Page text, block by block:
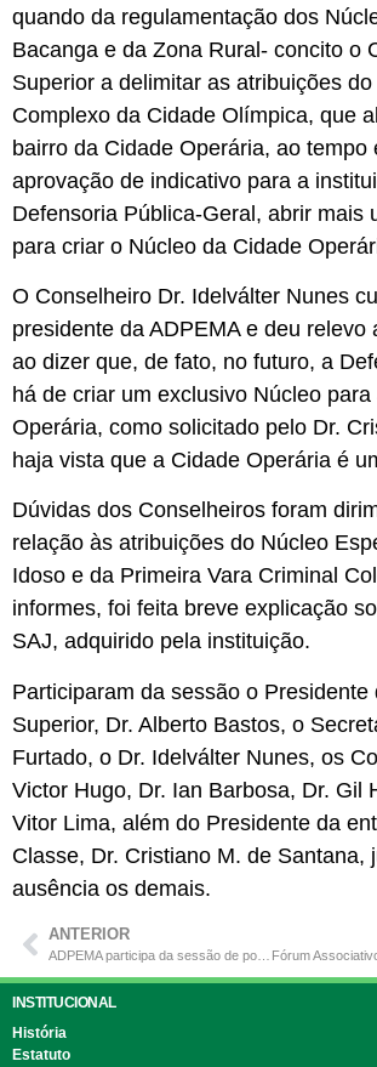
quando da regulamentação dos
Bacanga e da Zona Rural- concito o
Superior a delimitar as atribuições
Complexo da Cidade Olímpica, que
bairro da Cidade Operária, ao tempo
aprovação de indicativo para a
Defensoria Pública-Geral, abrir mais
para criar o Núcleo da Cidade
O Conselheiro Dr. Idelválter Nunes
presidente da ADPEMA e deu relevo
ao dizer que, de fato, no futuro, a
há de criar um exclusivo Núcleo
Operária, como solicitado pelo Dr.
haja vista que a Cidade Operária é
Dúvidas dos Conselheiros foram
relação às atribuições do Núcleo
Idoso e da Primeira Vara Criminal
informes, foi feita breve explicação
SAJ, adquirido pela instituição.
Participaram da sessão o Presidente
Superior, Dr. Alberto Bastos, o
Furtado, o Dr. Idelválter Nunes, os
Victor Hugo, Dr. Ian Barbosa, Dr. Gil
Vitor Lima, além do Presidente da
Classe, Dr. Cristiano M. de Santana,
ausência os demais.
ANTERIOR
INSTITUCIONAL
História
Estatuto